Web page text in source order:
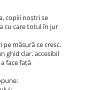
copiii noştri se
cu care totul în jur
pe măsură ce cresc.
ghid clar, accesibil
face faţă